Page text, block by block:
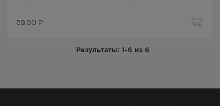
69.00 Р
Результаты: 1-6 из 6